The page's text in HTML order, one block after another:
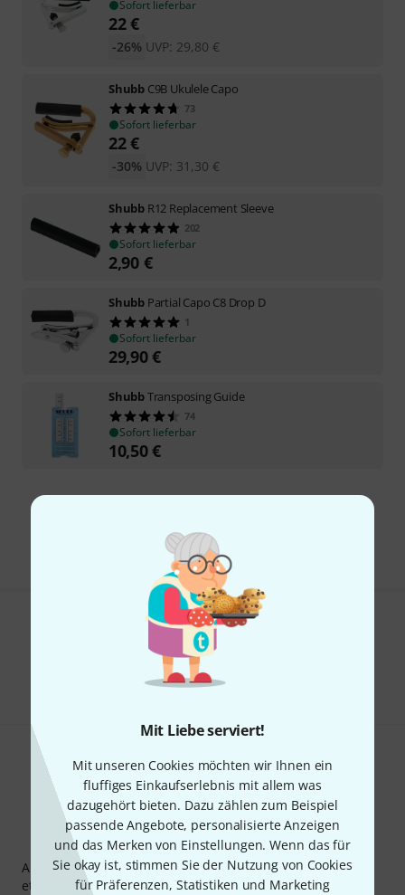
Mit Liebe serviert!
Mit unseren Cookies möchten wir Ihnen ein
fluffiges Einkaufserlebnis mit allem was
dazugehört bieten. Dazu zählen zum Beispiel
passende Angebote, personalisierte Anzeigen
und das Merken von Einstellungen. Wenn das für
Sie okay ist, stimmen Sie der Nutzung von Cookies
für Präferenzen, Statistiken und Marketing
Sofort lieferbar
22€
UVP: 29,80 €
-26%
Shubb C9B Ukulele Capo
73
Sofort lieferbar
22€
UVP: 31,30 €
-30%
Shubb R12 Replacement Sleeve
202
Sofort lieferbar
2,90 €
Shubb Partial Capo C8 Drop D
1
Sofort lieferbar
29,90€
ShubbTransposing Guide
74
Sofort lieferbar
10,50€
Gefällt Ihnen, was Sie sehen?
Hilfe & Feedback
Thomann Newsletter
Abonniere den Thomann Newsletter und gewinne mit
etwas Glück einen von50 Gutscheinenüber jeweils